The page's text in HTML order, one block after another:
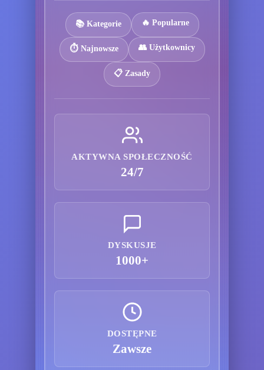
📚 Kategorie 🔥 Popularne
⏱️ Najnowsze 👥 Użytkownicy
📋 Zasady
AKTYWNA SPOŁECZNOŚĆ
24/7
DYSKUSJE
1000+
DOSTĘPNE
Zawsze